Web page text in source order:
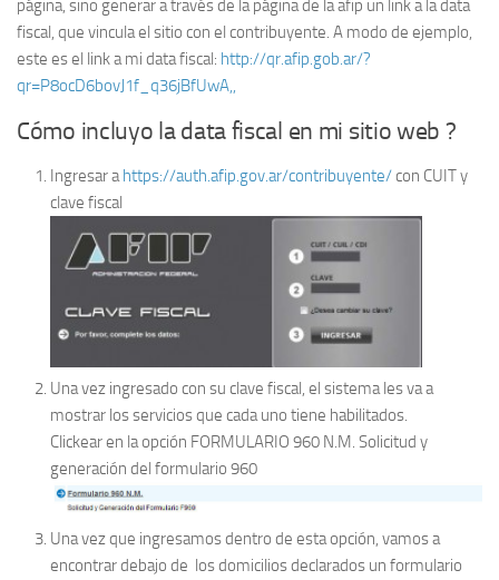
página, sino generar a través de la página de la afip un link a la data
fiscal, que vincula el sitio con el contribuyente. A modo de ejemplo,
este es el link a mi data fiscal: http://qr.afip.gob.ar/?
qr=P8ocD6bovJ1f_q36jBfUwA,,
Cómo incluyo la data fiscal en mi sitio web ?
Ingresar ahttps://auth.afip.gov.ar/contribuyente/con CUIT y
clave fiscal
Una vez ingresado con su clave fiscal, el sistema les va a
mostrar los servicios que cada uno tiene habilitados.
Clickear en la opción FORMULARIO 960 N.M. Solicitud y
generación del formulario 960
Una vez que ingresamos dentro de esta opción, vamos a
encontrar debajo de los domicilios declarados un formulario